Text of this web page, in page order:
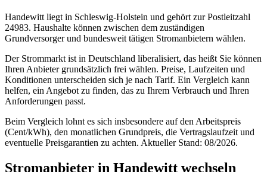
Handewitt liegt in Schleswig-Holstein und gehört zur Postleitzahl
24983. Haushalte können zwischen dem zuständigen
Grundversorger und bundesweit tätigen Stromanbietern wählen.
Der Strommarkt ist in Deutschland liberalisiert, das heißt Sie können
Ihren Anbieter grundsätzlich frei wählen. Preise, Laufzeiten und
Konditionen unterscheiden sich je nach Tarif. Ein Vergleich kann
helfen, ein Angebot zu finden, das zu Ihrem Verbrauch und Ihren
Anforderungen passt.
Beim Vergleich lohnt es sich insbesondere auf den Arbeitspreis
(Cent/kWh), den monatlichen Grundpreis, die Vertragslaufzeit und
eventuelle Preisgarantien zu achten. Aktueller Stand: 08/2026.
Stromanbieter in Handewitt wechseln